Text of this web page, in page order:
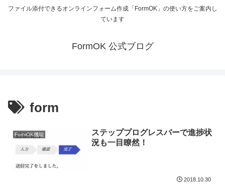
ファイル添付できるオンラインフォーム作成「FormOK」の使い方をご案内し
ています
FormOK 公式ブログ
form
FormOK機能
ステッププログレスバーで進捗状
況も一目瞭然！
2018.10.30